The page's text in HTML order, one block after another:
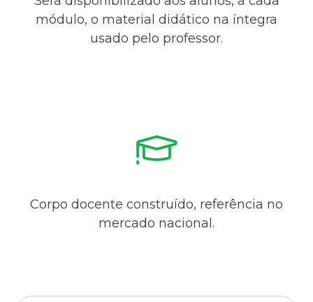
módulo, o material didático na íntegra
usado pelo professor.
Corpo docente construído, referência no
mercado nacional.